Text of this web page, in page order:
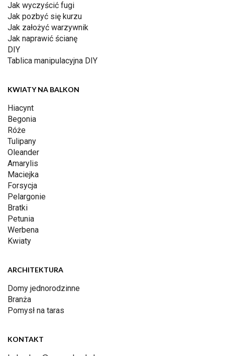
Jak wyczyścić fugi
Jak pozbyć się kurzu
Jak założyć warzywnik
Jak naprawić ścianę
DIY
Tablica manipulacyjna DIY
KWIATY NA BALKON
Hiacynt
Begonia
Róże
Tulipany
Oleander
Amarylis
Maciejka
Forsycja
Pelargonie
Bratki
Petunia
Werbena
Kwiaty
ARCHITEKTURA
Domy jednorodzinne
Branża
Pomysł na taras
KONTAKT